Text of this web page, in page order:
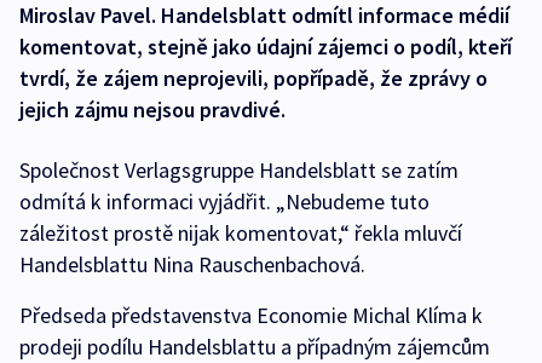
Miroslav Pavel. Handelsblatt odmítl informace médií
komentovat, stejně jako údajní zájemci o podíl, kteří
tvrdí, že zájem neprojevili, popřípadě, že zprávy o
jejich zájmu nejsou pravdivé.
Společnost Verlagsgruppe Handelsblatt se zatím
odmítá k informaci vyjádřit. „Nebudeme tuto
záležitost prostě nijak komentovat,“ řekla mluvčí
Handelsblattu Nina Rauschenbachová.
Předseda představenstva Economie Michal Klíma k
prodeji podílu Handelsblattu a případným zájemcům